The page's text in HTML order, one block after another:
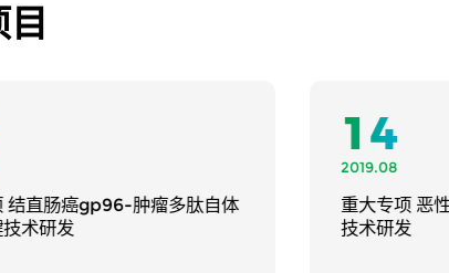
键
01
2017.12
技术攻关 肺癌个体化治疗性疫苗关键技
术的研发